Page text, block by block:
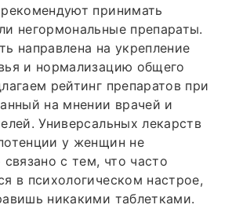
принимать
негормональные препараты.
направлена на укрепление
и нормализацию общего
рейтинг препаратов при
на мнении врачей и
Универсальных лекарств
у женщин не
с тем, что часто
в психологическом настрое,
никакими таблетками.